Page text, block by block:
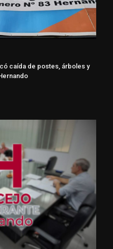
caída de postes, árboles y